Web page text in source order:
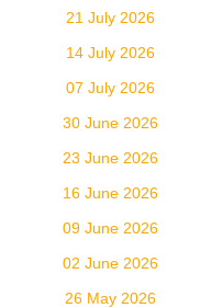
21 July 2026
14 July 2026
07 July 2026
30 June 2026
23 June 2026
16 June 2026
09 June 2026
02 June 2026
26 May 2026